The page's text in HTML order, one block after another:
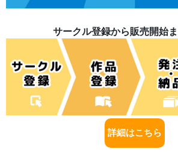
サークル登録から販売開始
詳細はこちら